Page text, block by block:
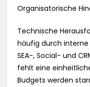
Organisatorische
Technische
häufig durch
SEA-, Social- und
fehlt eine
Budgets werden